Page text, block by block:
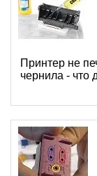
Принтер не
чернила - что